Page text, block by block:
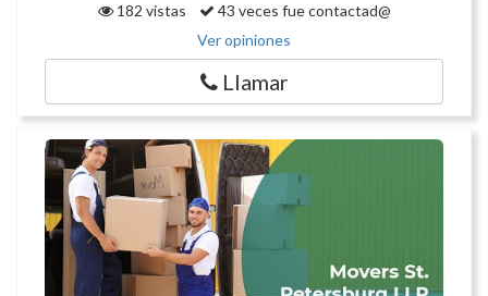
182 vistas
43 veces fue contactad@
Ver opiniones
Llamar